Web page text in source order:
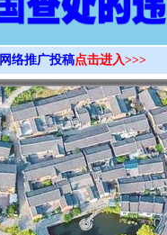
网络推广投稿点击进入>>>